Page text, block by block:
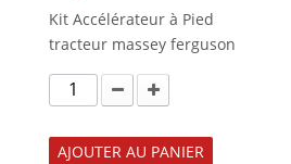
Kit Accélérateur à Pied
tracteur massey ferguson
AJOUTER AU PANIER